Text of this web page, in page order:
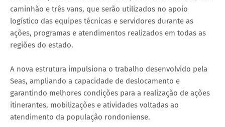
caminhão e três vans, que serão utilizados no apoio
logístico das equipes técnicas e servidores durante as
ações, programas e atendimentos realizados em todas as
regiões do estado.
A nova estrutura impulsiona o trabalho desenvolvido pela
Seas, ampliando a capacidade de deslocamento e
garantindo melhores condições para a realização de ações
itinerantes, mobilizações e atividades voltadas ao
atendimento da população rondoniense.